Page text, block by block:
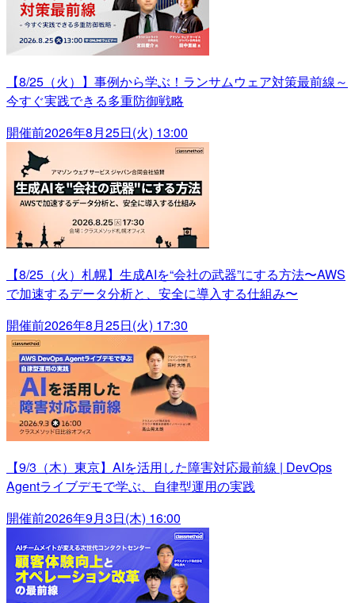
【8/25（火）】事例から学ぶ！ランサムウェア対策最前線～
今すぐ実践できる多重防御戦略
開催前2026年8月25日(火) 13:00
【8/25（火）札幌】生成AIを“会社の武器”にする方法〜AWS
で加速するデータ分析と、安全に導入する仕組み〜
開催前2026年8月25日(火) 17:30
【9/3（木）東京】AIを活用した障害対応最前線 | DevOps
Agentライブデモで学ぶ、自律型運用の実践
開催前2026年9月3日(木) 16:00